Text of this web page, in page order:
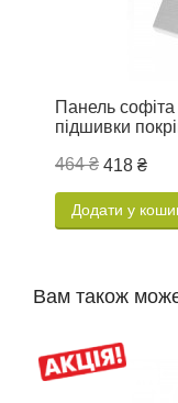
Панель
підшивки
464 ₴ 418 ₴
Додати у
Вам також